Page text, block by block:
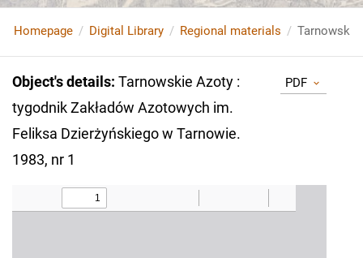
Homepage Digital Library Regional materials
Object's details: Tarnowskie Azoty :
tygodnik Zakładów Azotowych im.
Feliksa Dzierżyńskiego w Tarnowie.
1983, nr 1
PDF